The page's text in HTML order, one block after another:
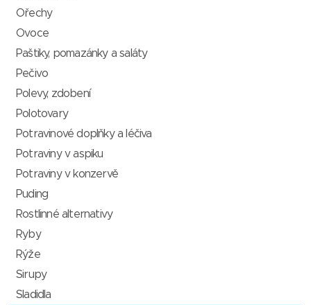
Ořechy
Ovoce
Paštiky, pomazánky a saláty
Pečivo
Polevy, zdobení
Polotovary
Potravinové doplňky a léčiva
Potraviny v aspiku
Potraviny v konzervě
Puding
Rostlinné alternativy
Ryby
Rýže
Sirupy
Sladidla